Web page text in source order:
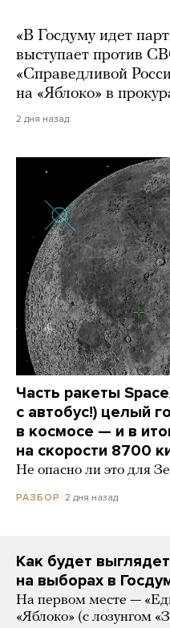
«В Госдуму идет
выступает против
«Справедливой
на «Яблоко» в
2 дня назад
Часть ракеты
с автобус!) целый
в космосе — и в
на скорости 8700
Не опасно ли это для
РАЗБОР 2 дня назад
Как будет
на выборах в
На первом месте —
«Яблоко» (с лозунгом